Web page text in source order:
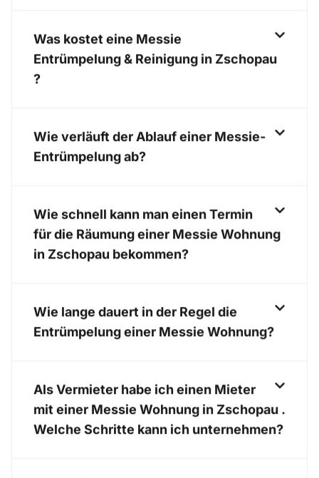
Was kostet eine Messie
Entrümpelung & Reinigung in Zschopau
?
Wie verläuft der Ablauf einer Messie-
Entrümpelung ab?
Wie schnell kann man einen Termin
für die Räumung einer Messie Wohnung
in Zschopau bekommen?
Wie lange dauert in der Regel die
Entrümpelung einer Messie Wohnung?
Als Vermieter habe ich einen Mieter
mit einer Messie Wohnung in Zschopau .
Welche Schritte kann ich unternehmen?